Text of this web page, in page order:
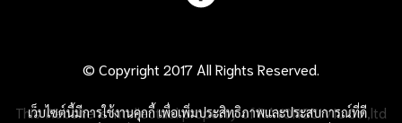
© Copyright 2017 All Rights Reserved.
This Website is intellectual property of RAYONGCIVIL Co.,ltd
เว็บไซต์นี้มีการใช้งานคุกกี้ เพื่อเพิ่มประสิทธิภาพและประสบการณ์ที่ดี